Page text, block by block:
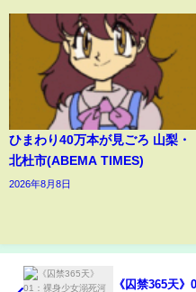
ひまわり40万本が見ごろ 山梨・
北杜市(ABEMA TIMES)
2026年8月8日
《囚禁365天